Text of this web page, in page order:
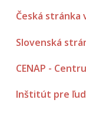
Česká stránka
Slovenská
CENAP -
Inštitút pre